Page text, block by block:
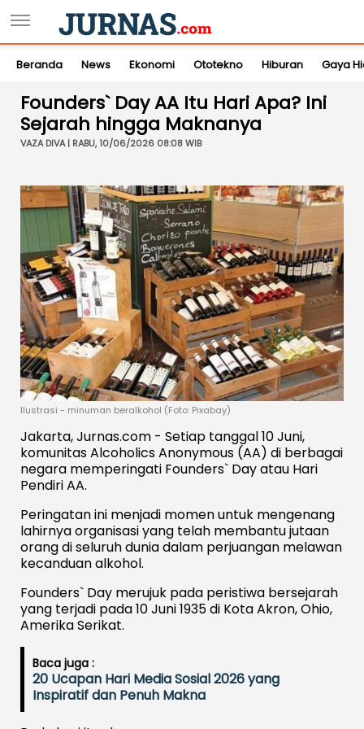
Beranda News Ekonomi Ototekno Hiburan Gaya
Founders` Day AA Itu Hari Apa? Ini
Sejarah hingga Maknanya
VAZA DIVA | RABU, 10/06/2026 08:08 WIB
Ilustrasi - minuman beralkohol (Foto: Pixabay)
Jakarta, Jurnas.com - Setiap tanggal 10 Juni,
komunitas Alcoholics Anonymous (AA) di berbagai
negara memperingati Founders` Day atau Hari
Pendiri AA.
Peringatan ini menjadi momen untuk mengenang
lahirnya organisasi yang telah membantu jutaan
orang di seluruh dunia dalam perjuangan melawan
kecanduan alkohol.
Founders` Day merujuk pada peristiwa bersejarah
yang terjadi pada 10 Juni 1935 di Kota Akron, Ohio,
Amerika Serikat.
Baca juga :
20 Ucapan Hari Media Sosial 2026 yang
Inspiratif dan Penuh Makna